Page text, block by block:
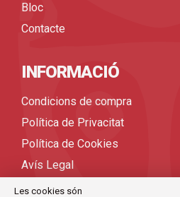
Bloc
Contacte
INFORMACIÓ
Condicions de compra
Política de Privacitat
Política de Cookies
Avís Legal
Sitemap
Les cookies són